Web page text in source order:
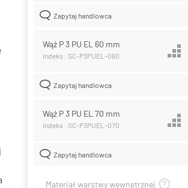
Zapytaj handlowca
Wąż P 3 PU EL 60 mm
Indeks : SC-P3PUEL-060
Zapytaj handlowca
Wąż P 3 PU EL 70 mm
Indeks : SC-P3PUEL-070
Zapytaj handlowca
Materiał warstwy wewnętrznej